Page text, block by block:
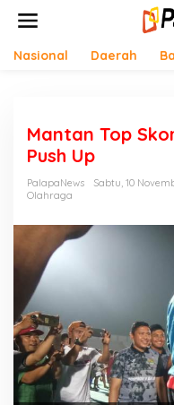
Nasional Daerah
Mantan Top
Push Up
PalapaNews
Sabtu, 10
Olahraga